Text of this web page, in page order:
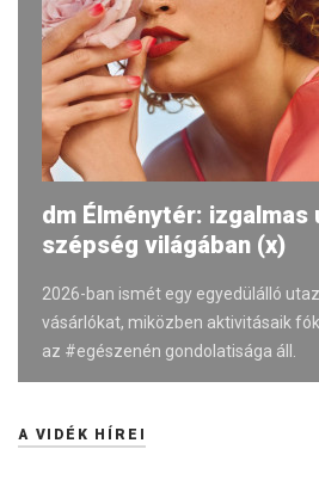
dm Élménytér: izgalmas
szépség világában (x)
2026-ban ismét egy egyedülálló
vásárlókat, miközben aktivitásaik
az #egészenén gondolatisága áll.
A VIDÉK HÍREI